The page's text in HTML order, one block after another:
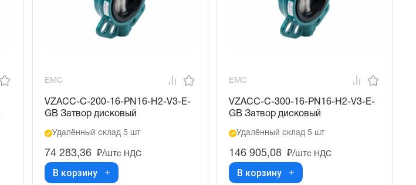
EMC
VZACC-C-200-16-PN16-H2-V3-E-
GB Затвор дисковый
Удалённый склад 5 шт
74 283,36 ₽/штс НДС
В корзину
EMC
VZACC-C-300-16-PN16-H2-V3-E-
GB Затвор дисковый
Удалённый склад 5 шт
146 905,08 ₽/штс НДС
В корзину